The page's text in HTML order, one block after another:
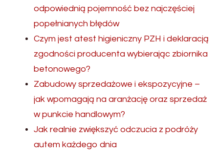
odpowiednią pojemność bez najczęściej
popełnianych błędów
Czym jest atest higieniczny PZH i deklaracją
zgodności producenta wybierając zbiornika
betonowego?
Zabudowy sprzedażowe i ekspozycyjne –
jak wpomagają na aranżację oraz sprzedaż
w punkcie handlowym?
Jak realnie zwiększyć odczucia z podróży
autem każdego dnia